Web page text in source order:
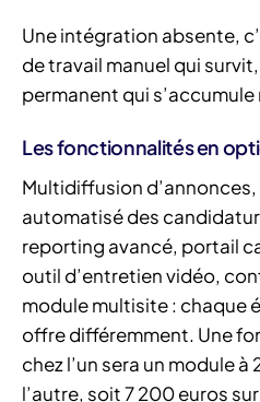
Une intégration absente,
de travail manuel qui
permanent qui
Les fonctionnalités en
Multidiffusion
automatisé des
reporting avancé, portail
outil d’entretien vidéo,
module multisite : chaque
offre différemment. Une
chez l’un sera un module
l’autre, soit 7 200 euros